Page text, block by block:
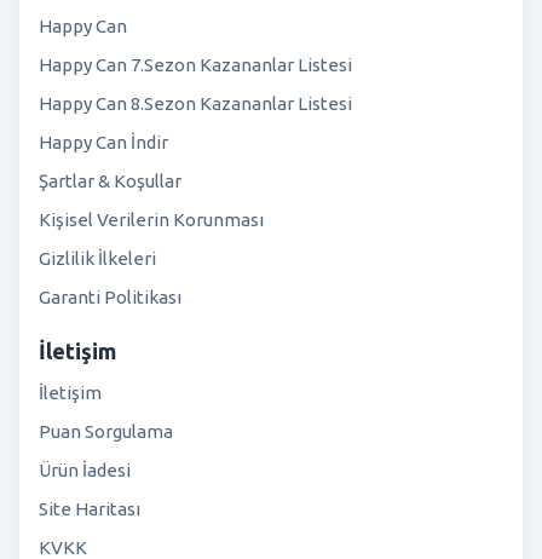
Happy Can
Happy Can 7.Sezon Kazananlar Listesi
Happy Can 8.Sezon Kazananlar Listesi
Happy Can İndir
Şartlar & Koşullar
Kişisel Verilerin Korunması
Gizlilik İlkeleri
Garanti Politikası
İletişim
İletişim
Puan Sorgulama
Ürün İadesi
Site Haritası
KVKK